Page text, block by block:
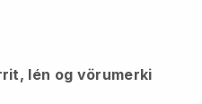
lén og vörumerki